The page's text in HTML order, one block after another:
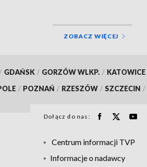
ZOBACZ WIĘCEJ
/ GDAŃSK / GORZÓW WLKP. / KATOWICE
/ POZNAŃ / RZESZÓW / SZCZECIN /
Dołącz do nas:
Centrum informacji TVP
Informacje o nadawcy